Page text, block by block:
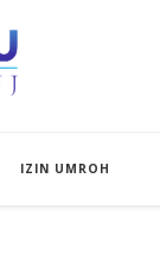
IZIN UMROH